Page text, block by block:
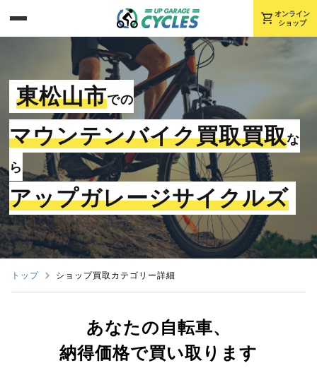
shopping_cart オンライン
ショップ
東松山市での
マウンテンバイク買取買取な
ら
アップガレージサイクルズ
トップ ショップ買取カテゴリー詳細
あなたの自転車、
納得価格で買い取ります